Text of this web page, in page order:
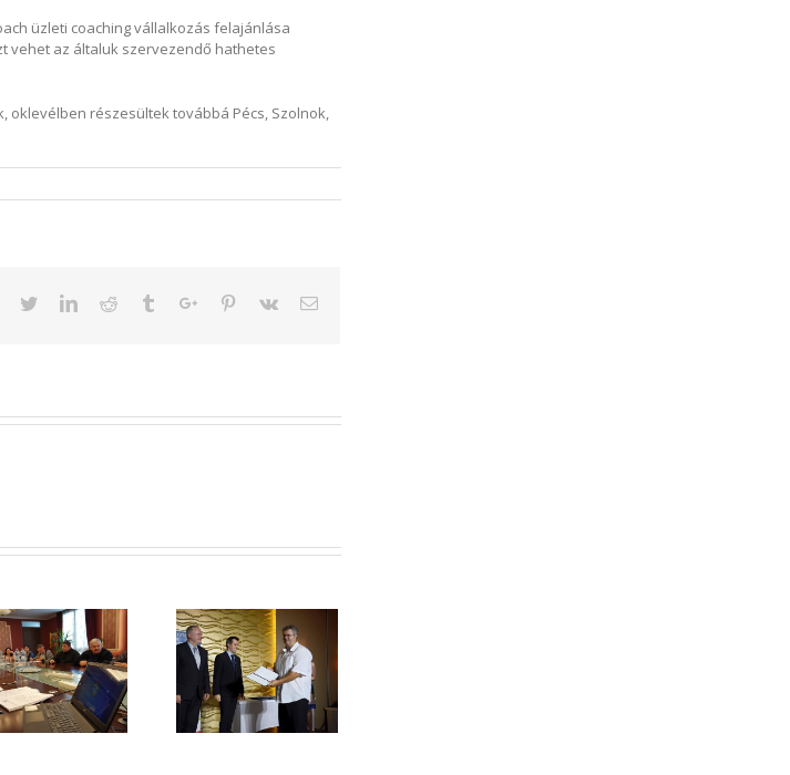
üzleti coaching vállalkozás felajánlása
vehet az általuk szervezendő hathetes
oklevélben részesültek továbbá Pécs, Szolnok,
Facebook
TwitterLinkedinReddit TumblrGoogle+Pinterest
Vk Email
Mórahalom, a
BEFEKTETŐBARÁT
TELEPÜLÉS